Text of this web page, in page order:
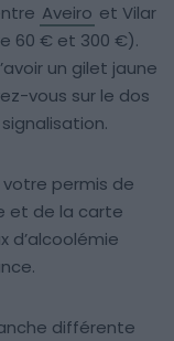
Aveiro et Vilar
60 € et 300 €).
un gilet jaune
vous sur le dos
permis de
et de la carte
d’alcoolémie
différente